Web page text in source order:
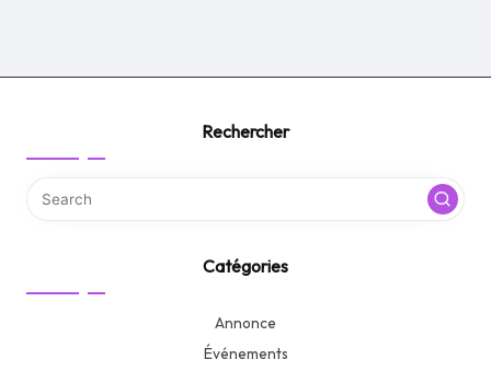
Rechercher
Catégories
Annonce
Événements